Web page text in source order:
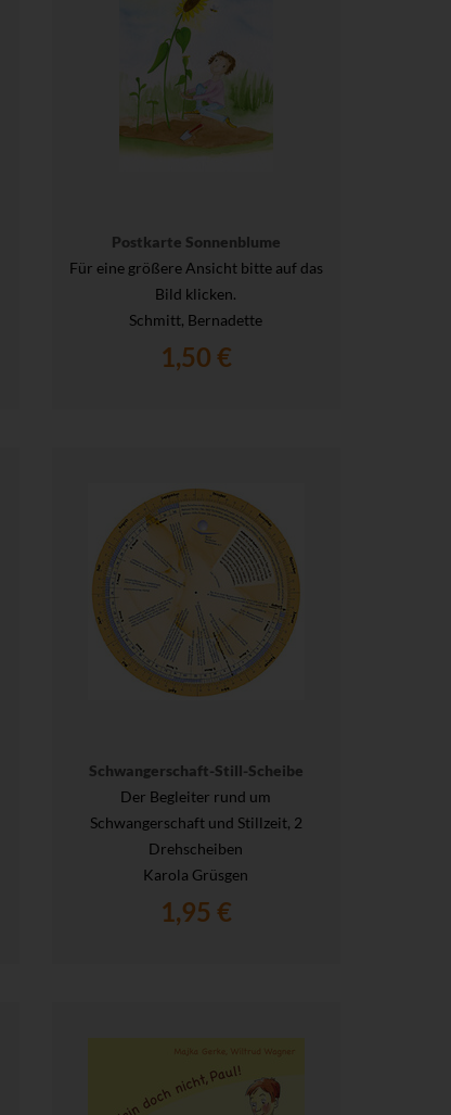
Postkarte Sonnenblume
Für eine größere Ansicht bitte auf das
Bild klicken.
Schmitt, Bernadette
1,50 €
Schwangerschaft-Still-Scheibe
Der Begleiter rund um
Schwangerschaft und Stillzeit, 2
Drehscheiben
Karola Grüsgen
1,95 €